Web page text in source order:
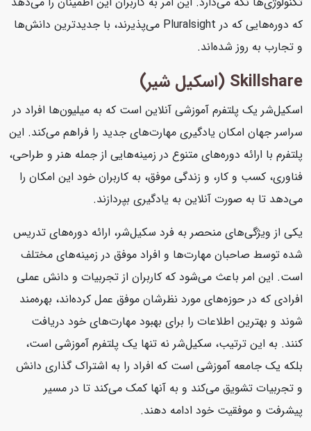
که دوره‌هایی که در Pluralsight می‌پذیرند، با جدیدترین دانش‌ها
و تجارب به روز شده‌اند.
Skillshare (اسکیل شیر)
اسکیل‌شر یک پلتفرم آموزشی آنلاین است که به میلیون‌ها افراد در
سراسر جهان امکان یادگیری مهارت‌های جدید را فراهم می‌کند. این
پلتفرم با ارائه دوره‌های متنوع در زمینه‌هایی از جمله هنر و طراحی،
فناوری، کسب و کار، و زندگی موفق، به کاربران خود این امکان را
می‌دهد تا به صورت آنلاین به یادگیری بپردازند.
یکی از ویژگی‌های منحصر به فرد سکیل‌شر، ارائه دوره‌های تدریس
شده توسط صاحبان مهارت‌ها و افراد موفق در زمینه‌های مختلف
است. این امر باعث می‌شود که کاربران از تجربیات و دانش عملی
افرادی که در حوزه‌های مورد نظرشان موفق عمل کرده‌اند، بهره‌مند
شوند و بهترین اطلاعات را برای بهبود مهارت‌های خود دریافت
کنند. به این ترتیب، سکیل‌شر نه تنها یک پلتفرم آموزشی است،
بلکه یک جامعه آموزشی است که افراد را به اشتراک گذاری دانش
و تجربیات تشویق می‌کند و به آنها کمک می‌کند تا در مسیر
پیشرفت و موفقیت خود ادامه دهند.